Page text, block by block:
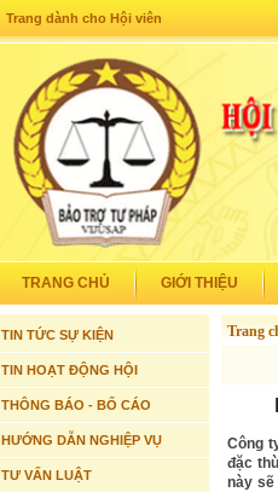
Trang dành cho Hội viên
TRANG CHỦ GIỚI THIỆU
TIN TỨC SỰ KIỆN
TIN HOẠT ĐỘNG HỘI
THÔNG BÁO - BỐ CÁO
HƯỚNG DẪN NGHIỆP VỤ
TƯ VẤN LUẬT
Trang
Công
đặc
này sẽ